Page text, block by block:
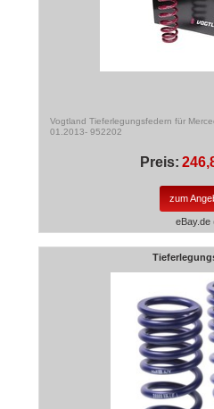
Vogtland Tieferlegungsfedern für
01.2013- 952202
Preis:
zum
eBay.de